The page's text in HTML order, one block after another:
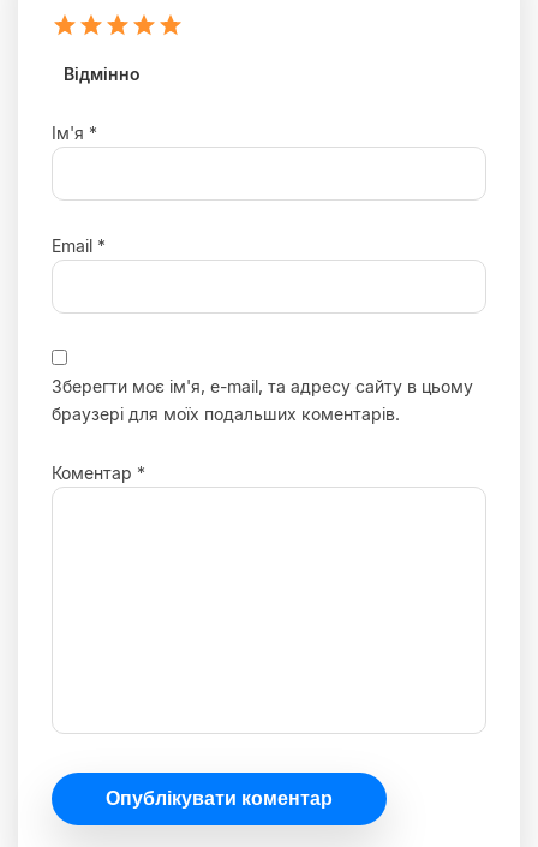
зірка
зірка
зірказірка
Відмінно
Ім'я *
Email *
Зберегти моє ім'я, e-mail, та адресу сайту в цьому
браузері для моїх подальших коментарів.
Коментар *
Опублікувати коментар